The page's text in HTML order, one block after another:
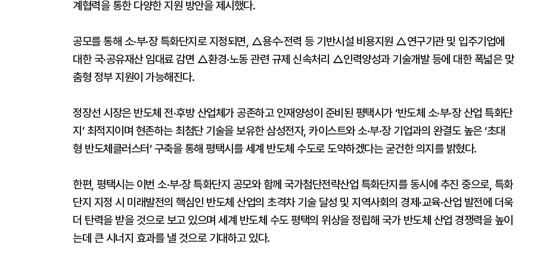
계협력을 통한 다양한 지원 방안을 제시했다.
공모를 통해 소·부·장 특화단지로 지정되면, △용수·전력 등 기반시설 비용지원 △연구기관 및 입주기업에
대한 국·공유재산 임대료 감면 △환경·노동 관련 규제 신속처리 △인력양성과 기술개발 등에 대한 폭넓은 맞
춤형 정부 지원이 가능해진다.
정장선 시장은 반도체 전·후방 산업체가 공존하고 인재양성이 준비된 평택시가 ‘반도체 소·부·장 산업 특화단
지’ 최적지이며 현존하는 최첨단 기술을 보유한 삼성전자, 카이스트와 소·부·장 기업과의 완결도 높은 ‘초대
형 반도체클러스터’ 구축을 통해 평택시를 세계 반도체 수도로 도약하겠다는 굳건한 의지를 밝혔다.
한편, 평택시는 이번 소·부·장 특화단지 공모와 함께 국가첨단전략산업 특화단지를 동시에 추진 중으로, 특화
단지 지정 시 미래발전의 핵심인 반도체 산업의 초격차 기술 달성 및 지역사회의 경제·교육·산업 발전에 더욱
더 탄력을 받을 것으로 보고 있으며 세계 반도체 수도 평택의 위상을 정립해 국가 반도체 산업 경쟁력을 높이
는데 큰 시너지 효과를 낼 것으로 기대하고 있다.